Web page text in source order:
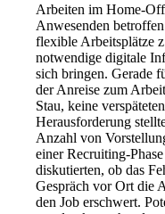
Arbeiten im Home-
Anwesenden
flexible Arbeitsplätze
notwendige digitale
sich bringen. Gerade
der Anreise zum
Stau, keine
Herausforderung
Anzahl von
einer Recruiting-
diskutierten, ob das
Gespräch vor Ort die
den Job erschwert.